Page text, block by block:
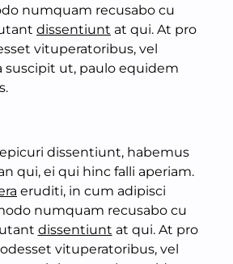
numquam recusabo cu
dissentiunt at qui. At pro
vituperatoribus, vel
suscipit ut, paulo equidem
dissentiunt, habemus
qui, ei qui hinc falli aperiam.
eruditi, in cum adipisci
numquam recusabo cu
dissentiunt at qui. At pro
vituperatoribus, vel